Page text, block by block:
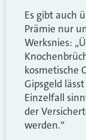
Es gibt auch
Prämie nur
Werksnies:
kosmetische
Gipsgeld
Einzelfall
der
werden.“